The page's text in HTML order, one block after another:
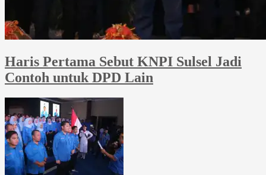
Haris Pertama Sebut KNPI Sulsel Jadi
Contoh untuk DPD Lain